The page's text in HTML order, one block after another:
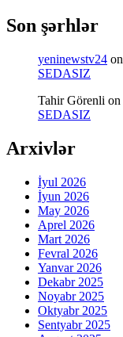
Son şərhlər
yeninewstv24 on
SEDASIZ
Tahir Görenli on
SEDASIZ
Arxivlər
İyul 2026
İyun 2026
May 2026
Aprel 2026
Mart 2026
Fevral 2026
Yanvar 2026
Dekabr 2025
Noyabr 2025
Oktyabr 2025
Sentyabr 2025